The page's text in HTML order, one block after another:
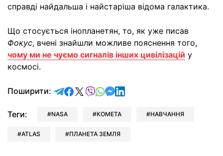
справді найдальша і найстаріша відома галактика.
Що стосується інопланетян, то, як уже писав
Фокус, вчені знайшли можливе пояснення того,
чому ми не чуємо сигналів інших цивілізацій у
космосі.
Поширити: відправити у Telegram
поділитись у Facebook
поділитись у X
відправити у Viber
відправити у Whatsapp
відправити у Messenger
відправити у LinkedIn
Теги: NASA КОМЕТА НАВЧАННЯ
ATLAS ПЛАНЕТА ЗЕМЛЯ